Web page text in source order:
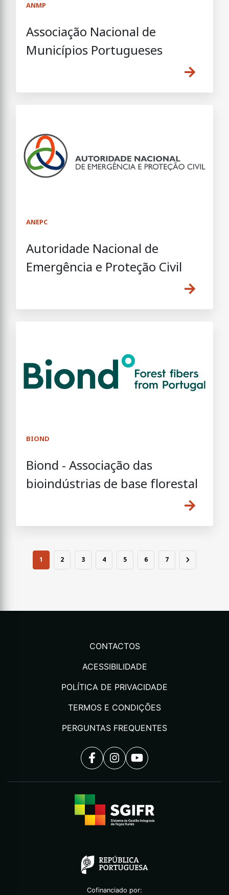
ANMP
Associação Nacional de
Municípios Portugueses
ANEPC
Autoridade Nacional de
Emergência e Proteção Civil
BIOND
Biond - Associação das
bioindústrias de base florestal
1 2 3 4 5 6 7
CONTACTOS
ACESSIBILIDADE
POLÍTICA DE PRIVACIDADE
TERMOS E CONDIÇÕES
PERGUNTAS FREQUENTES
Cofinanciado por: